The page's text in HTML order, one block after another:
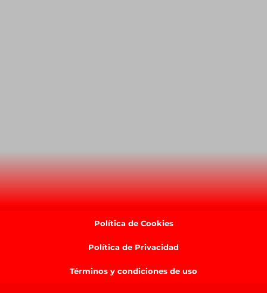
Política de Cookies
Política de Privacidad
Términos y condiciones de uso